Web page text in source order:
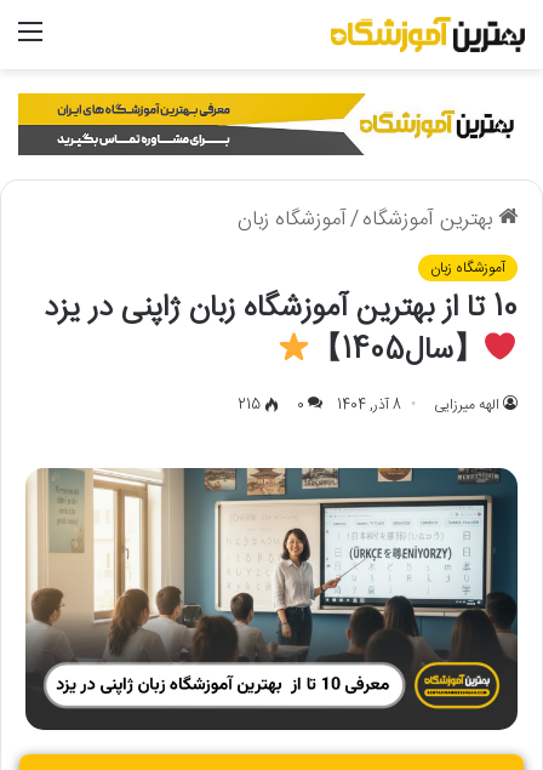
بهترین آموزشگاه/آموزشگاه زبان
آموزشگاه زبان
10 تا از بهترین آموزشگاه زبان ژاپنی در یزد
【سال1405】
الهه میرزایی 8 آذر, 1404 0
215